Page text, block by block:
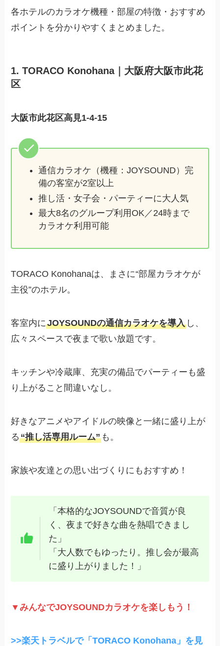
各ホテルのカラオケ機種・部屋の特徴・おすすめ
ポイントを分かりやすくまとめました。
1. TORACO Konohana｜大阪府大阪市此花
区
大阪市此花区高見1-4-15
通信カラオケ（機種：JOYSOUND）完
備の客室が2室以上
推し活・女子会・パーティーに大人気
最大8名のグループ利用OK／24時まで
カラオケ利用可能
TORACO Konohanaは、まさに“部屋カラオケが
主役”のホテル。
客室内にJOYSOUNDの通信カラオケを導入 し、
広々スペースで夜まで歌い放題です。
キッチンや冷蔵庫、充実の備品でパーティーも盛
り上がること間違いなし。
好きなアニメやアイドルの映像と一緒に盛り上が
る“推し活専用ルーム” も。
家族や友達との思い出づくりにもおすすめ！
「本格的なJOYSOUNDで音質が良
く、夜まで好きな曲を熱唱できまし
た」
「大人数でもゆったり。推し会が最高
に盛り上がりました！」
▼みんなでJOYSOUNDカラオケを楽しもう！
>>楽天トラベルで「TORACO Konohana」を見